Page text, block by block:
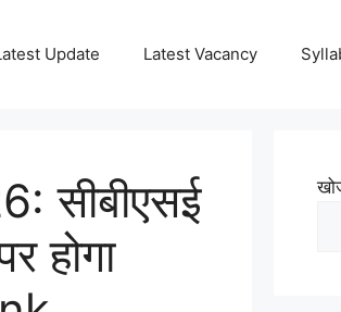
Update Latest Vacancy
सीबीएसई
होगा